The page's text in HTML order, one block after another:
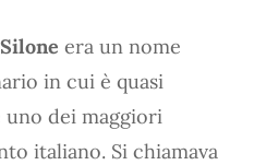
era un nome
in cui è quasi
dei maggiori
italiano. Si chiamava